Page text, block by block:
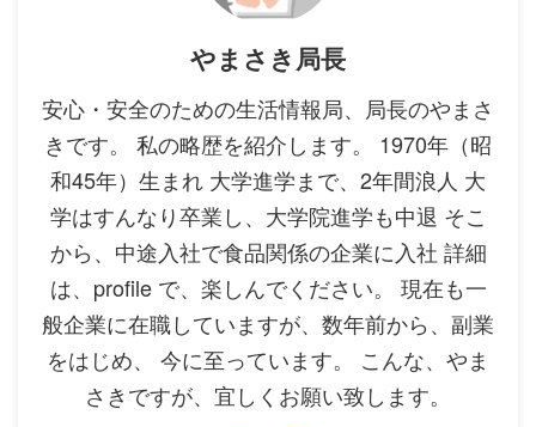
やまさき局長
安心・安全のための生活情報局、局長のやまさ
きです。 私の略歴を紹介します。 1970年（昭
和45年）生まれ 大学進学まで、2年間浪人 大
学はすんなり卒業し、大学院進学も中退 そこ
から、中途入社で食品関係の企業に入社 詳細
は、profile で、楽しんでください。 現在も一
般企業に在職していますが、数年前から、副業
をはじめ、 今に至っています。 こんな、やま
さきですが、宜しくお願い致します。